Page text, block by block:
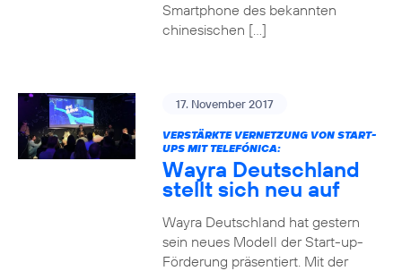
Smartphone des bekannten
chinesischen […]
17. November 2017
VERSTÄRKTE VERNETZUNG VON START-
UPS MIT TELEFÓNICA:
Wayra Deutschland
stellt sich neu auf
Wayra Deutschland hat gestern
sein neues Modell der Start-up-
Förderung präsentiert. Mit der